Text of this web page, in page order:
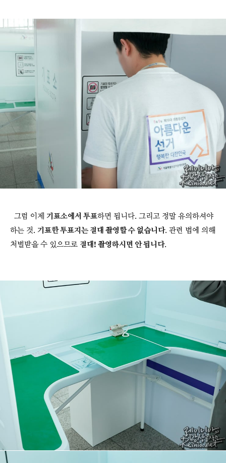
그럼 이제 기표소에서 투표하면 됩니다. 그리고 정말 유의하셔야
하는 것. 기표한 투표지는 절대 촬영할 수 없습니다. 관련 법에 의해
처벌받을 수 있으므로 절대! 촬영하시면 안 됩니다.